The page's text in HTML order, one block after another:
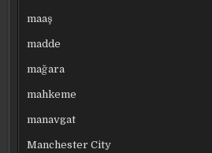
maaş
madde
mağara
mahkeme
manavgat
Manchester City